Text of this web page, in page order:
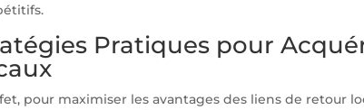
Pratiques pour
pour maximiser les avantages des liens de retour